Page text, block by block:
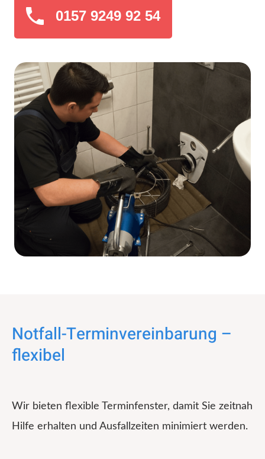
0157 9249 92 54
Notfall-Terminvereinbarung –
flexibel
Wir bieten flexible Terminfenster, damit Sie zeitnah
Hilfe erhalten und Ausfallzeiten minimiert werden.